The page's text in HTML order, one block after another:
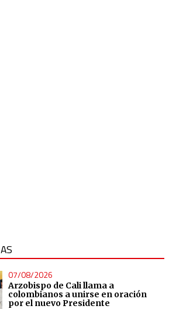
07/08/2026
Arzobispo de Cali llama a
colombianos a unirse en oración
por el nuevo Presidente